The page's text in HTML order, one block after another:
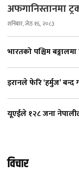
अफगानिस्तानमा
शनिबार, जेठ १६, २०८३
भारतको पश्चिम
इरानले फेरि ‘हर्मुज’ बन्द
यूएईले १२८ जना
विचार